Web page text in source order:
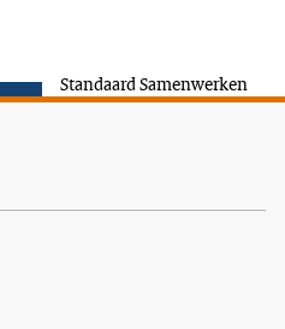
Standaard Samenwerken